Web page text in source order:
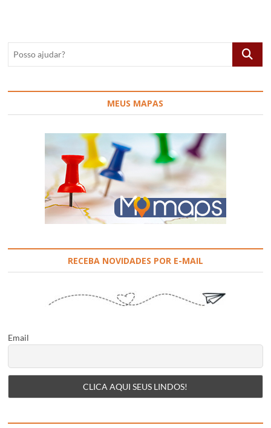
Posso
ajudar?
MEUS MAPAS
RECEBA NOVIDADES POR E-MAIL
Email